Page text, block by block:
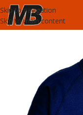
Skip to navigation
Skip to main content